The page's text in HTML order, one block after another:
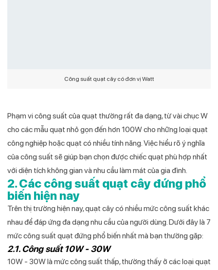
Công suất quạt cây có đơn vị Watt
Phạm vi công suất của quạt thường rất đa dạng, từ vài chục W
cho các mẫu quạt nhỏ gọn đến hơn 100W cho những loại quạt
công nghiệp hoặc quạt có nhiều tính năng. Việc hiểu rõ ý nghĩa
của công suất sẽ giúp bạn chọn được chiếc quạt phù hợp nhất
với diện tích không gian và nhu cầu làm mát của gia đình.
2. Các công suất quạt cây đứng phổ
biến hiện nay
Trên thị trường hiện nay, quạt cây có nhiều mức công suất khác
nhau để đáp ứng đa dạng nhu cầu của người dùng. Dưới đây là 7
mức công suất quạt đứng phổ biến nhất mà bạn thường gặp:
2.1. Công suất 10W - 30W
10W - 30W là mức công suất thấp, thường thấy ở các loại quạt